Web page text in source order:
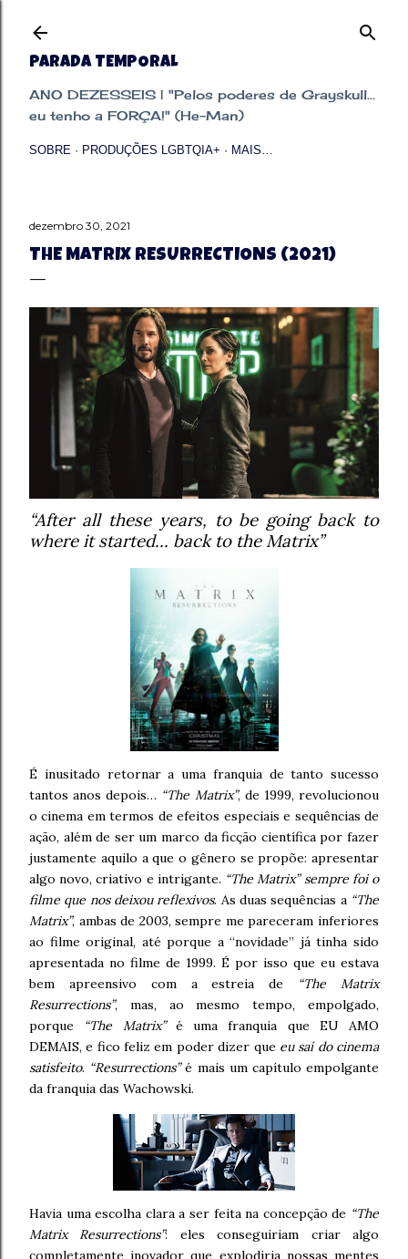
PARADA TEMPORAL
ANO DEZESSEIS | "Pelos poderes de Grayskull...
eu tenho a FORÇA!" (He-Man)
SOBRE PRODUÇÕES LGBTQIA+ MAIS…
dezembro 30, 2021
THE MATRIX RESURRECTIONS (2021)
“After all these years, to be going back to
where it started... back to the Matrix”
É inusitado retornar a uma franquia de tanto sucesso
tantos anos depois… “The Matrix”, de 1999, revolucionou
o cinema em termos de efeitos especiais e sequências de
ação, além de ser um marco da ficção científica por fazer
justamente aquilo a que o gênero se propõe: apresentar
algo novo, criativo e intrigante. “The Matrix” sempre foi o
filme que nos deixou reflexivos. As duas sequências a “The
Matrix”, ambas de 2003, sempre me pareceram inferiores
ao filme original, até porque a “novidade” já tinha sido
apresentada no filme de 1999. É por isso que eu estava
bem apreensivo com a estreia de
“The Matrix
Resurrections”, mas, ao mesmo tempo, empolgado,
porque “The Matrix”é uma franquia que EU AMO
DEMAIS, e fico feliz em poder dizer que eu saí do cinema
satisfeito. “Resurrections”é mais um capítulo empolgante
da franquia das Wachowski.
Havia uma escolha clara a ser feita na concepção de “The
Matrix Resurrections”: eles conseguiriam criar algo
completamente inovador que explodiria nossas mentes